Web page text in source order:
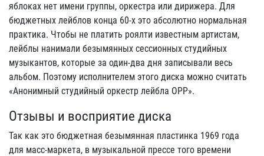
яблоках нет имени группы, оркестра или дирижера. Для
бюджетных лейблов конца 60-х это абсолютно нормальная
практика. Чтобы не платить роялти известным артистам,
лейблы нанимали безымянных сессионных студийных
музыкантов, которые за один-два дня записывали весь
альбом. Поэтому исполнителем этого диска можно считать
«Анонимный студийный оркестр лейбла OPP».
Отзывы и восприятие диска
Так как это бюджетная безымянная пластинка 1969 года
для масс-маркета, в музыкальной прессе того времени